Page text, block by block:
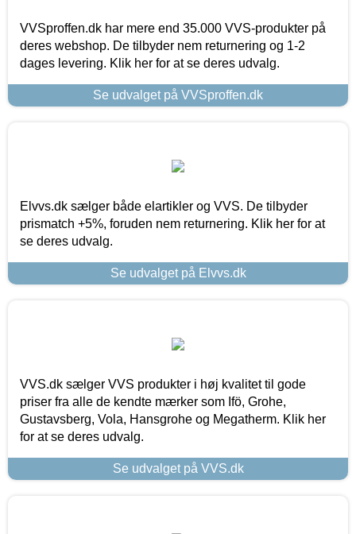
VVSproffen.dk har mere end 35.000 VVS-produkter på
deres webshop. De tilbyder nem returnering og 1-2
dages levering. Klik her for at se deres udvalg.
Se udvalget på VVSproffen.dk
Elvvs.dk sælger både elartikler og VVS. De tilbyder
prismatch +5%, foruden nem returnering. Klik her for at
se deres udvalg.
Se udvalget på Elvvs.dk
VVS.dk sælger VVS produkter i høj kvalitet til gode
priser fra alle de kendte mærker som Ifö, Grohe,
Gustavsberg, Vola, Hansgrohe og Megatherm. Klik her
for at se deres udvalg.
Se udvalget på VVS.dk